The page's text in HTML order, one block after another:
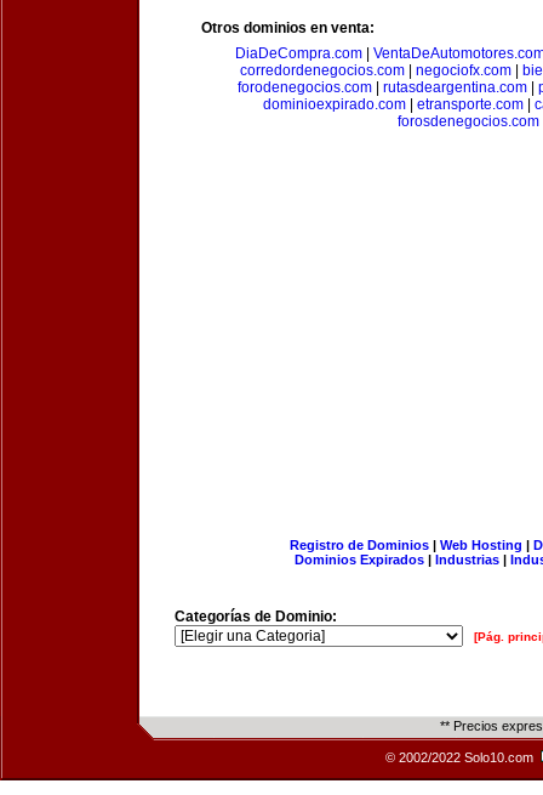
Otros dominios en venta:
DiaDeCompra.com|
corredordenegocios.com
negociofx.com
forodenegocios.com| rutasdeargentina.com|
dominioexpirado.com| etransporte.com|
forosdenegocios.com
Registro de Dominios| Web Hosting |
Dominios Expirados | Industrias |
Categorías de Dominio:
[Pág.
** Precios
© 2002/2022 Solo10.com